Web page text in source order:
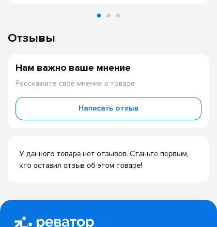
Отзывы
У данного товара нет отзывов. Станьте первым,
кто оставил отзыв об этом товаре!
Нам важно ваше мнение
Расскажите своё мнение о товаре
Написать отзыв